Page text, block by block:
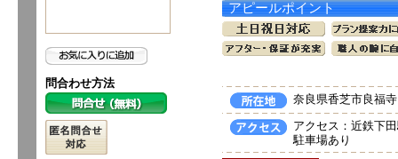
問合わせ方法
アピールポイント
奈良県香芝市良福
アクセス：近鉄下
駐車場あり